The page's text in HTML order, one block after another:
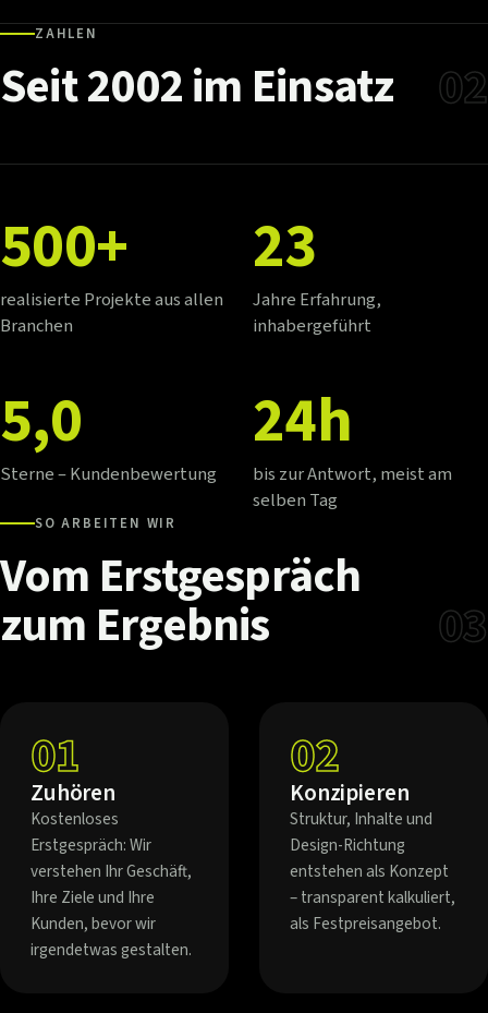
ZAHLEN
Seit2002im Einsatz 02
500+
realisierte Projekte aus allen
Branchen
23
Jahre Erfahrung,
inhabergeführt
5,0
Sterne – Kundenbewertung
24h
bis zur Antwort, meist am
selben Tag
SO ARBEITEN WIR
Vom Erstgespräch
zum Ergebnis
03
01
Zuhören
Kostenloses
Erstgespräch: Wir
verstehen Ihr Geschäft,
Ihre Ziele und Ihre
Kunden, bevor wir
irgendetwas gestalten.
02
Konzipieren
Struktur, Inhalte und
Design-Richtung
entstehen als Konzept
– transparent kalkuliert,
als Festpreisangebot.